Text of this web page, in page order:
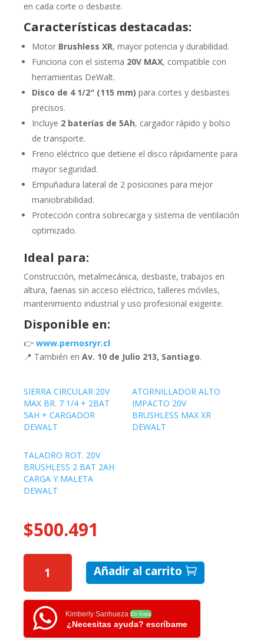
en cada corte o desbaste.
Características destacadas:
Motor Brushless XR, mayor potencia y durabilidad.
Funciona con el sistema 20V MAX, compatible con
herramientas DeWalt.
Disco de 4 1/2″ (115 mm) para cortes y desbastes
precisos.
Incluye 2 baterías de 5Ah, cargador rápido y bolso
de transporte.
Freno eléctrico que detiene el disco rápidamente para
mayor seguridad.
Empuñadura lateral de 2 posiciones para mejor
maniobrabilidad.
Protección contra sobrecarga y sistema de ventilación
optimizado.
Ideal para:
Construcción, metalmecánica, desbaste, trabajos en
altura, faenas sin acceso eléctrico, talleres móviles,
mantenimiento industrial y uso profesional exigente.
Disponible en:
👉 www.pernosryr.cl
📍 También en Av. 10 de Julio 213, Santiago.
SIERRA CIRCULAR 20V
MAX BR. 7 1/4 + 2BAT
5AH + CARGADOR
DEWALT
ATORNILLADOR ALTO
IMPACTO 20V
BRUSHLESS MAX XR
DEWALT
TALADRO ROT. 20V
BRUSHLESS 2 BAT 2AH
CARGA Y MALETA
DEWALT
$500.491
ESMERIL
INAL
4
1/2
DEWALT
20V
Añadir al carrito
Kimberly Sanhueza En línea
¿Necesitas ayuda? escríbame